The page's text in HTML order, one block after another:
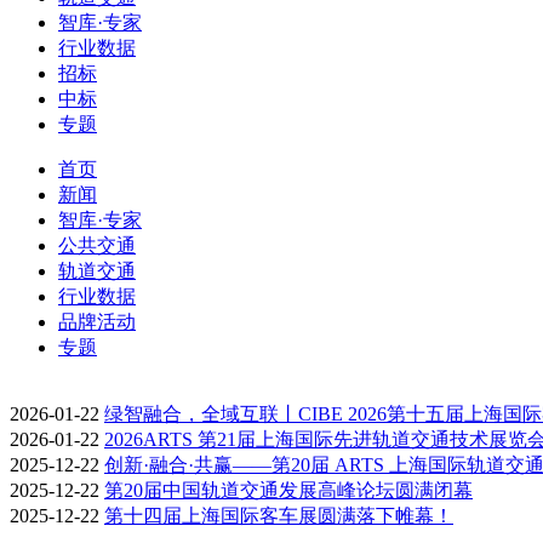
智库·专家
行业数据
招标
中标
专题
首页
新闻
智库·专家
公共交通
轨道交通
行业数据
品牌活动
专题
2026-01-22 绿智融合，全域互联丨CIBE 2026第十五届上海国
2026-01-22 2026ARTS 第21届上海国际先进轨道交通技术展览
2025-12-22 创新·融合·共赢——第20届 ARTS 上海国际轨道交
2025-12-22 第20届中国轨道交通发展高峰论坛圆满闭幕
2025-12-22 第十四届上海国际客车展圆满落下帷幕！